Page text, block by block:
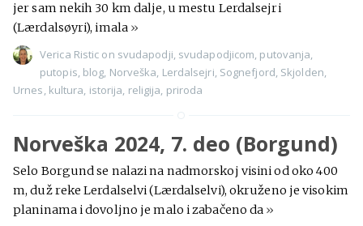
jer sam nekih 30 km dalje, u mestu Lerdalsejri
(Lærdalsøyri), imala »
Verica Ristic on svudapodji, svudapodjicom, putovanja,
putopis, blog, Norveška, Lerdalsejri, Sognefjord, Skjolden,
Urnes, kultura, istorija, religija, priroda
Norveška 2024, 7. deo (Borgund)
Selo Borgund se nalazi na nadmorskoj visini od oko 400
m, duž reke Lerdalselvi (Lærdalselvi), okruženo je visokim
planinama i dovoljno je malo i zabačeno da »